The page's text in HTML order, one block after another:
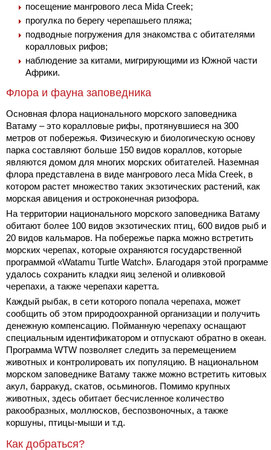
посещение мангрового леса Mida Creek;
прогулка по берегу черепашьего пляжа;
подводные погружения для знакомства с обитателями
коралловых рифов;
наблюдение за китами, мигрирующими из Южной части
Африки.
Флора и фауна заповедника
Основная флора национального морского заповедника
Ватаму – это коралловые рифы, протянувшиеся на 300
метров от побережья. Физическую и биологическую основу
парка составляют больше 150 видов кораллов, которые
являются домом для многих морских обитателей. Наземная
флора представлена в виде мангрового леса Mida Creek, в
котором растет множество таких экзотических растений, как
морская авицения и остроконечная ризофора.
На территории национального морского заповедника Ватаму
обитают более 100 видов экзотических птиц, 600 видов рыб и
20 видов кальмаров. На побережье парка можно встретить
морских черепах, которые охраняются государственной
программой «Watamu Turtle Watch». Благодаря этой программе
удалось сохранить кладки яиц зеленой и оливковой
черепахи, а также черепахи каретта.
Каждый рыбак, в сети которого попала черепаха, может
сообщить об этом природоохранной организации и получить
денежную компенсацию. Пойманную черепаху оснащают
специальным идентификатором и отпускают обратно в океан.
Программа WTW позволяет следить за перемещением
животных и контролировать их популяцию. В национальном
морском заповеднике Ватаму также можно встретить китовых
акул, барракуд, скатов, осьминогов. Помимо крупных
животных, здесь обитает бесчисленное количество
ракообразных, моллюсков, беспозвоночных, а также
коршуны, птицы-мыши и т.д.
Как добраться?